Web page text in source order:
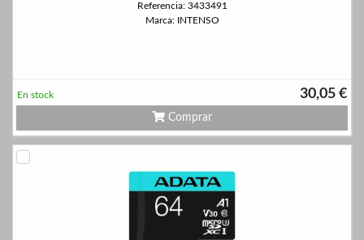
Referencia: 3433491
Marca: INTENSO
30,05 €
En stock
Comprar